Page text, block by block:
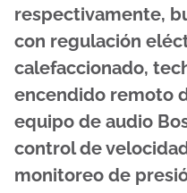
respectivamente,
con regulación
calefaccionado,
encendido remoto
equipo de audio
control de
monitoreo de